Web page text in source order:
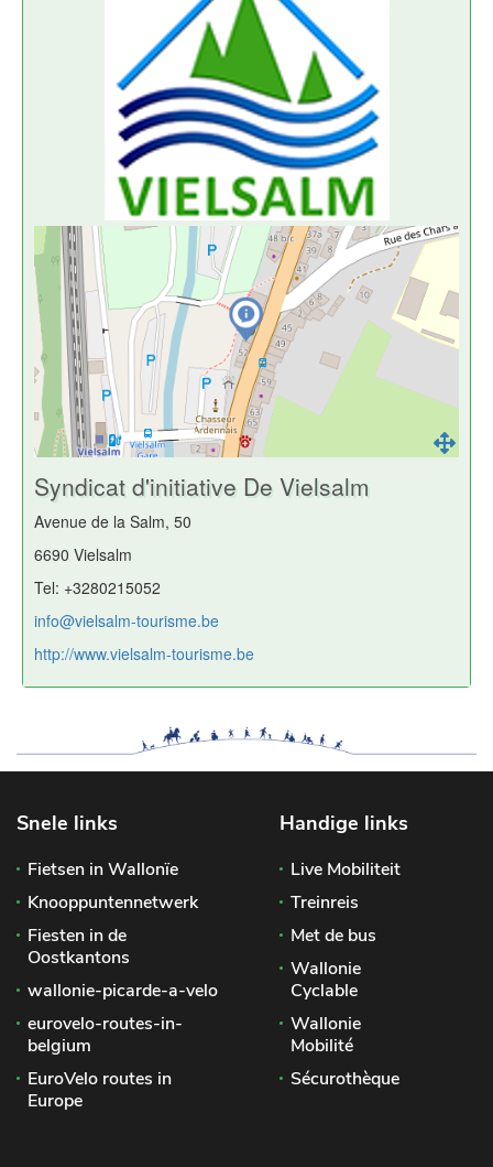
Syndicat d'initiative De Vielsalm
Avenue de la Salm, 50
6690 Vielsalm
Tel: +3280215052
info@vielsalm-tourisme.be
http://www.vielsalm-tourisme.be
Snele links
Fietsen in Wallonïe
Knooppuntennetwerk
Fiesten in de
Oostkantons
wallonie-picarde-a-velo
eurovelo-routes-in-
belgium
EuroVelo routes in
Europe
Handige links
Live Mobiliteit
Treinreis
Met de bus
Wallonie
Cyclable
Wallonie
Mobilité
Sécurothèque